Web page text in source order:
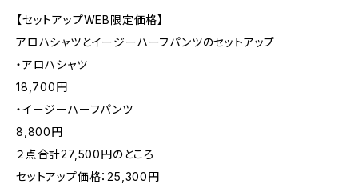
【セットアップWEB限定価格】
アロハシャツとイージーハーフパンツのセットアップ
・アロハシャツ
18,700円
・イージーハーフパンツ
8,800円
２点合計27,500円のところ
セットアップ価格：25,300円